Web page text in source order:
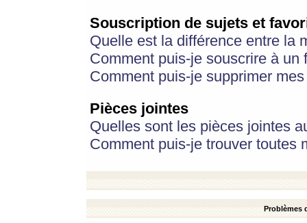
Souscription de sujets et
Quelle est la différence entre la
Comment puis-je souscrire à
Comment puis-je supprimer
Pièces jointes
Quelles sont les pièces jointes
Comment puis-je trouver toutes
Problèmes